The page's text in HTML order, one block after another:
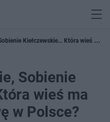
Kiełczewskie... Która wieś ma
Sobienie
wieś ma
w Polsce?